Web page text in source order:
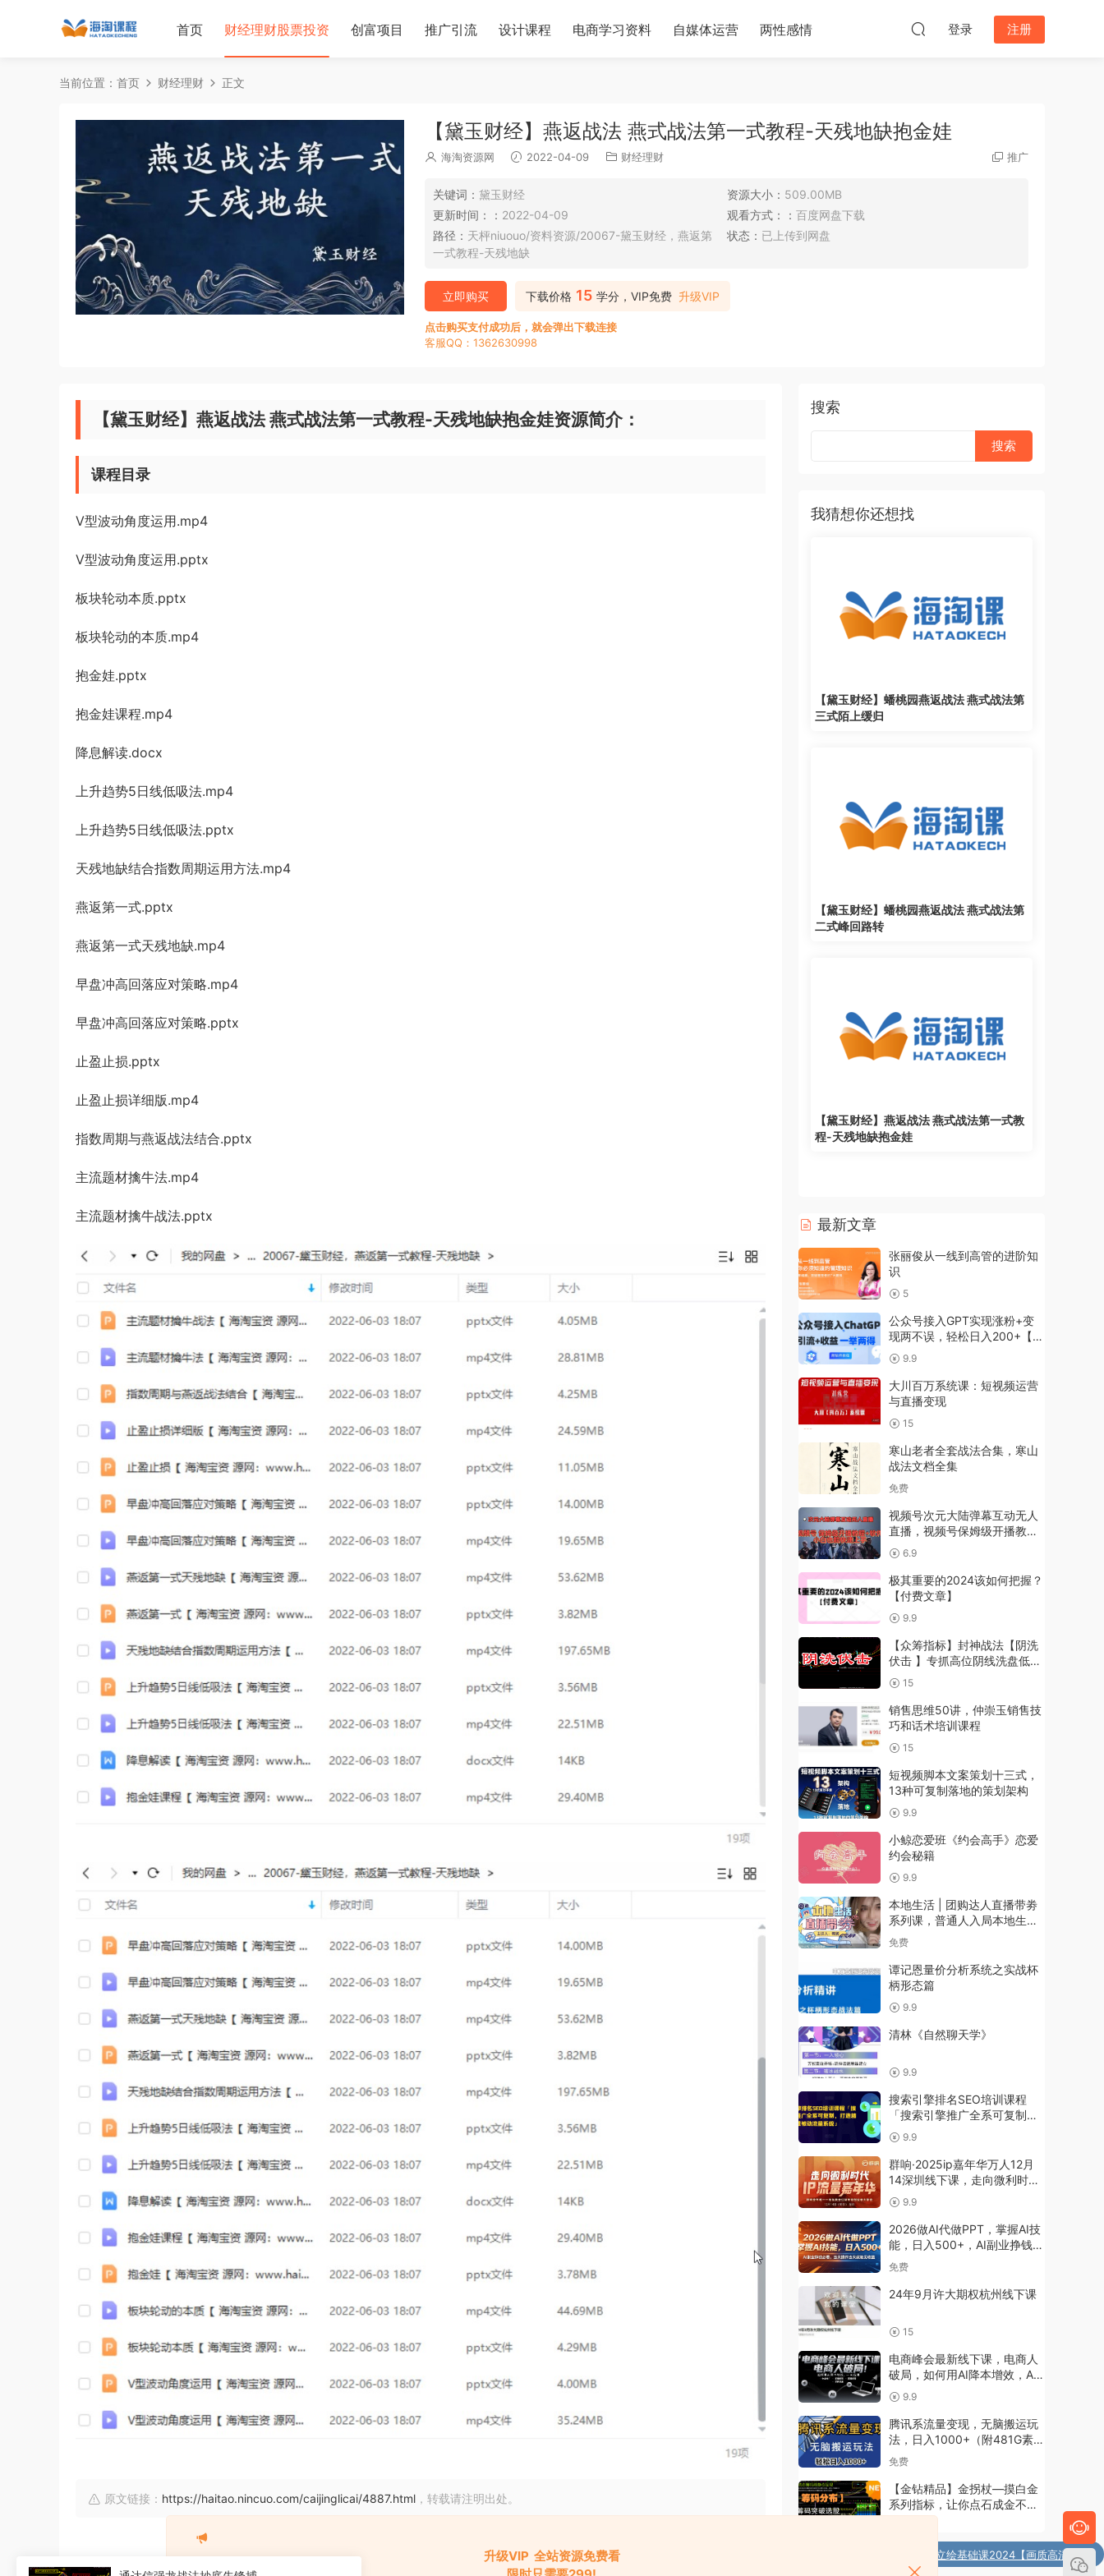
首页 财经理财股票投资 创富项目 推广引流 设计课程 电商学习资料 自媒体运营 两性感情 登录 注册
当前位置： 首页 财经理财 正文
【黛玉财经】燕返战法 燕式战法第一式教程-天残地缺抱金娃
海淘资源网 2022-04-09 财经理财 推广
关键词： 黛玉财经 资源大小： 509.00MB
更新时间：： 2022-04-09 观看方式：： 百度网盘下载
路径： 天枰niuouo/资料资源/20067-黛玉财经，燕返第
一式教程-天残地缺
状态： 已上传到网盘
下载价格 15 学分，VIP免费 升级VIP
立即购买
点击购买支付成功后，就会弹出下载连接
客服QQ：1362630998
【黛玉财经】燕返战法 燕式战法第一式教程-天残地缺抱金娃资源简介：
课程目录
V型波动角度运用.mp4
V型波动角度运用.pptx
板块轮动本质.pptx
板块轮动的本质.mp4
抱金娃.pptx
抱金娃课程.mp4
降息解读.docx
上升趋势5日线低吸法.mp4
上升趋势5日线低吸法.pptx
天残地缺结合指数周期运用方法.mp4
燕返第一式.pptx
燕返第一式天残地缺.mp4
早盘冲高回落应对策略.mp4
早盘冲高回落应对策略.pptx
止盈止损.pptx
止盈止损详细版.mp4
指数周期与燕返战法结合.pptx
主流题材擒牛法.mp4
主流题材擒牛战法.pptx
原文链接： https://haitao.nincuo.com/caijinglicai/4887.html ，转载请注明出处。
搜索
我猜想你还想找
【黛玉财经】蟠桃园燕返战法 燕式战法第
三式陌上缓归
【黛玉财经】蟠桃园燕返战法 燕式战法第
二式峰回路转
【黛玉财经】燕返战法 燕式战法第一式教
程-天残地缺抱金娃
最新文章
张丽俊从一线到高管的进阶知
识
5
公众号接入GPT实现涨粉+变
现两不误，轻松日入200+【项
目拆解】
9.9
大川百万系统课：短视频运营
与直播变现
15
寒山老者全套战法合集，寒山
战法文档全集
免费
视频号次元大陆弹幕互动无人
直播，视频号保姆级开播教程
+软件，小白也能快速上手
6.9
极其重要的2024该如何把握？
【付费文章】
9.9
【众筹指标】封神战法【阴洗
伏击 】专抓高位阴线洗盘低吸
拐点 双层区间共振埋伏修复主
升
15
销售思维50讲，仲崇玉销售技
巧和话术培训课程
15
短视频脚本文案策划十三式，
13种可复制落地的策划架构
9.9
小鲸恋爱班《约会高手》恋爱
约会秘籍
9.9
本地生活 | 团购达人直播带劵
系列课，普通人入局本地生活
直播必学
免费
谭记恩量价分析系统之实战杯
柄形态篇
9.9
清林《自然聊天学》
9.9
搜索引擎排名SEO培训课程
「搜索引擎推广全系可复制，
打造精准被动流量系统」
9.9
群响·2025ip嘉年华万人12月
14深圳线下课，走向微利时
代，IP流量嘉年华，实操性极
强的商业干货课
9.9
2026做AI代做PPT，掌握AI技
能，日入500+，AI副业挣钱必
看，当天操作当天就能见收益
【揭秘】
免费
24年9月许大期权杭州线下课
15
电商峰会最新线下课，电商人
破局，如何用AI降本增效，AI
应用-全域推广-直播运营-付费
流量
9.9
腾讯系流量变现，无脑搬运玩
法，日入1000+（附481G素
材）
免费
【金钻精品】金拐杖—摸白金
系列指标，让你点石成金不是
梦 （已经解密）
升级VIP 全站资源免费看
纸质芝士Q版插画头像立绘基础课2024【画质高清只有